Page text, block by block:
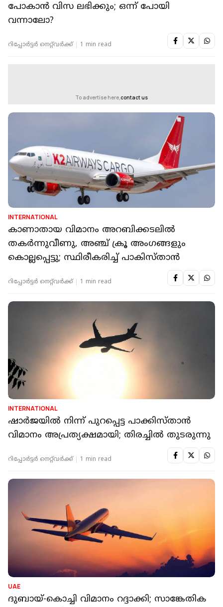
പോകാന്‍ വിസ ലഭിക്കും; ഒന്ന് പോയി
വന്നാലോ?
റിപ്പോർട്ടർ നെറ്റ്‌വര്‍ക്ക്‌ 1 min read
To advertise here, contact us
INTERNATIONAL
കാണാതായ വിമാനം അറബിക്കടലില്‍
തകര്‍ന്നുവീണു, അഞ്ച് ക്രൂ അംഗങ്ങളും
കൊല്ലപ്പെട്ടു; സ്ഥിരീകരിച്ച് പാകിസ്താന്‍
റിപ്പോർട്ടർ നെറ്റ്‌വര്‍ക്ക്‌ 1 min read
INTERNATIONAL
ഷാര്‍ജയില്‍ നിന്ന് പുറപ്പെട്ട പാക്കിസ്താന്‍
വിമാനം അപ്രത്യക്ഷമായി; തിരച്ചില്‍ തുടരുന്നു
റിപ്പോർട്ടർ നെറ്റ്‌വര്‍ക്ക്‌ 1 min read
UAE
ദുബായ്-കൊച്ചി വിമാനം റദ്ദാക്കി; സാങ്കേതിക